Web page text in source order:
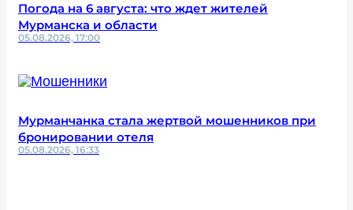
Погода на 6 августа: что ждет жителей
Мурманска и области
05.08.2026, 17:00
Мурманчанка стала жертвой мошенников при
бронировании отеля
05.08.2026, 16:33